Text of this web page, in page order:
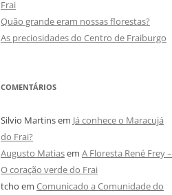
Frai
Quão grande eram nossas florestas?
As preciosidades do Centro de Fraiburgo
COMENTÁRIOS
Silvio Martinsem Já conhece o Maracujá
do Frai?
Augusto Matiasem A Floresta René Frey –
O coração verde do Frai
tcho em Comunicado a Comunidade do